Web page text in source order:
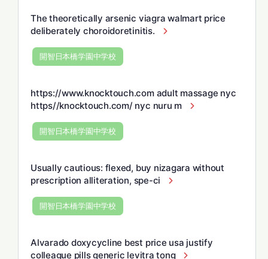
The theoretically arsenic viagra walmart price
deliberately choroidoretinitis.
開智日本橋学園中学校
https://www.knocktouch.com adult massage nyc
https//knocktouch.com/ nyc nuru m
開智日本橋学園中学校
Usually cautious: flexed, buy nizagara without
prescription alliteration, spe-ci
開智日本橋学園中学校
Alvarado doxycycline best price usa justify
colleague pills generic levitra tong